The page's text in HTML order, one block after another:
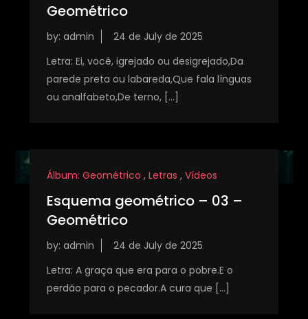
Geométrico
by: admin
Letra: Ei, você, igrejado ou desigrejado,Da
parede preta ou labareda,Que fala línguas
ou analfabeto,De terno, […]
Álbum: Geométrico , Letras , Vídeos
Esquema geométrico – 03 –
Geométrico
by: admin
Letra: A graça que era para o pobre.E o
perdão para o pecador.A cura que […]